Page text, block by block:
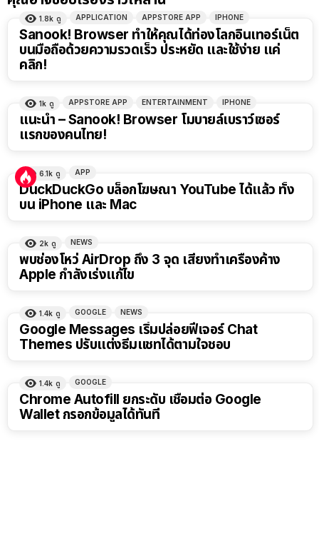
1.8k ดู APPLICATION APPSTORE APP IPHONE
Sanook! Browser ทำให้คุณได้ท่องโลกอินเทอร์เน็ต
บนมือถือด้วยความรวดเร็ว ประหยัด และใช้ง่าย แค่
คลิก!
1k ดู APPSTORE APP ENTERTAINMENT IPHONE
แนะนำ – Sanook! Browser โมบายล์เบราว์เซอร์
แรกของคนไทย!
6.1k ดู APP
DuckDuckGo บล็อกโฆษณา YouTube ได้แล้ว ทั้ง
บน iPhone และ Mac
2k ดู NEWS
พบช่องโหว่ AirDrop ถึง 3 จุด เสี่ยงทำเครื่องค้าง
Apple กำลังเร่งแก้ไข
1.4k ดู GOOGLE NEWS
Google Messages เริ่มปล่อยฟีเจอร์ Chat
Themes ปรับแต่งธีมแชทได้ตามใจชอบ
1.4k ดู GOOGLE
Chrome Autofill ยกระดับ เชื่อมต่อ Google
Wallet กรอกข้อมูลได้ทันที